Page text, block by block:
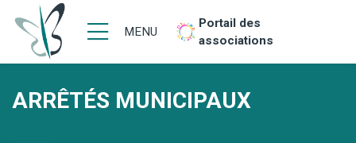
MENU
Portail des
associations
ARRÊTÉS MUNICIPAUX